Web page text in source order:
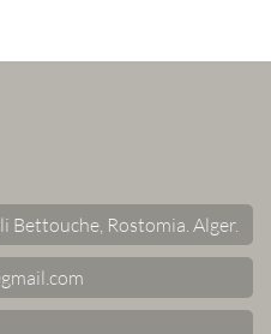
Bettouche, Rostomia. Alger.